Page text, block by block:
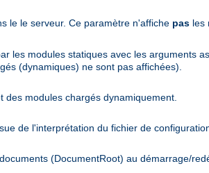
le le serveur. Ce paramètre n'affiche pas les
les modules statiques avec les arguments
(dynamiques) ne sont pas affichées).
modules chargés dynamiquement.
de l'interprétation du fichier de
(DocumentRoot) au démarrage/